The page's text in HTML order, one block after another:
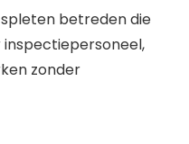
betreden die
inspectiepersoneel,
zonder